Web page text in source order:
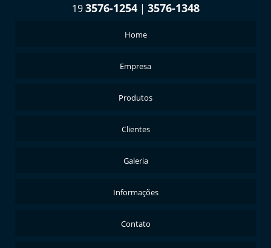
193576-1254| 3576-1348
Home
Empresa
Produtos
Clientes
Galeria
Informações
Contato